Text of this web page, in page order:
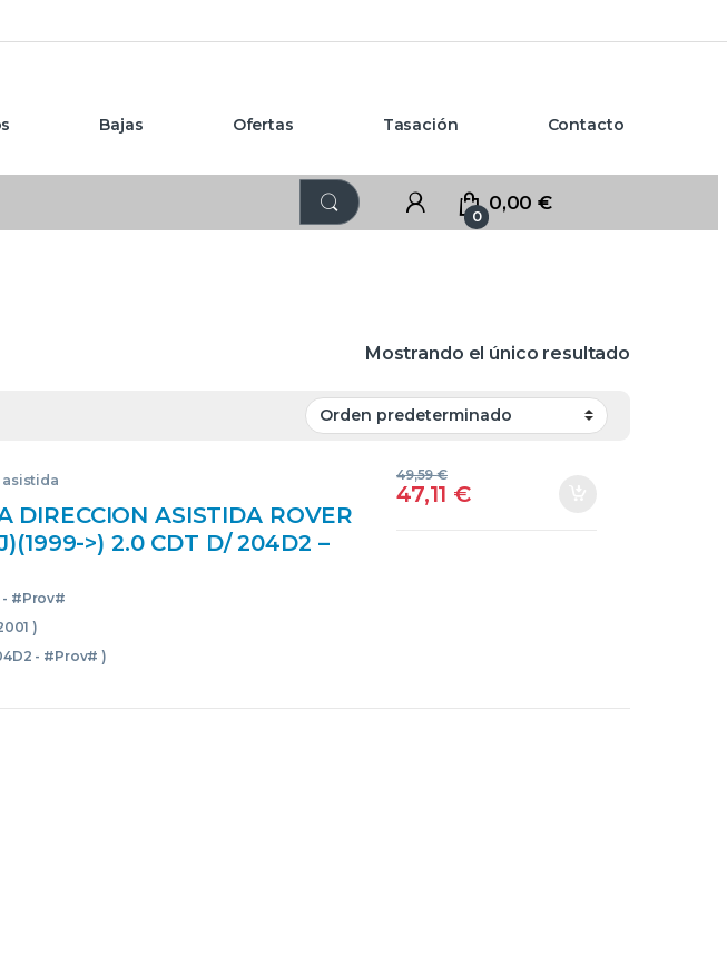
Bajas Ofertas Tasación Contacto
0
0,00€
Mostrando el único resultado
DIRECCION ASISTIDA ROVER
>) 2.0 CDT D/ 204D2 –
VERDE
STEERING GEAR ASSY
- #Prov#
)
- #Prov# )
47,11 €
49,59€